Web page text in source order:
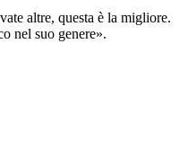
altre, questa è la migliore.
nel suo genere».